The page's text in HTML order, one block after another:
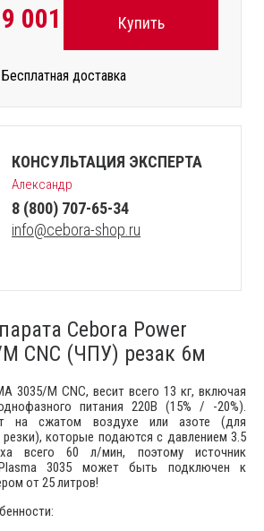
001
Бесплатная доставка
Купить
КОНСУЛЬТАЦИЯ ЭКСПЕРТА
Александр
8 (800) 707-65-34
info@cebora-shop.ru
Cebora Power
CNC (ЧПУ) резак 6м
3035/М CNC, весит всего 13 кг, включая
питания 220В (15% / -20%).
на сжатом воздухе или азоте (для
которые подаются с давлением 3.5
всего 60 л/мин, поэтому источник
3035 может быть подключен к
от 25 литров!